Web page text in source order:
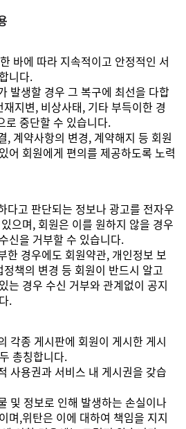
바에 따라 지속적이고 안정적인 서
니다.
발생할 경우 그 복구에 최선을 다합
지변, 비상사태, 기타 부득이한 경
로 중단할 수 있습니다.
, 계약사항의 변경, 계약해지 등 회원
어 회원에게 편의를 제공하도록 노력
다고 판단되는 정보나 광고를 전자우
으며, 회원은 이를 원하지 않을 경우
신을 거부할 수 있습니다.
한 경우에도 회원약관, 개인정보 보
책의 변경 등 회원이 반드시 알고
는 경우 수신 거부와 관계없이 공지
.
각종 게시판에 회원이 게시한 게시
총칭합니다.
사용권과 서비스 내 게시권을 갖습
및 정보로 인해 발생하는 손실이나
며,위탄은 이에 대하여 책임을 지지